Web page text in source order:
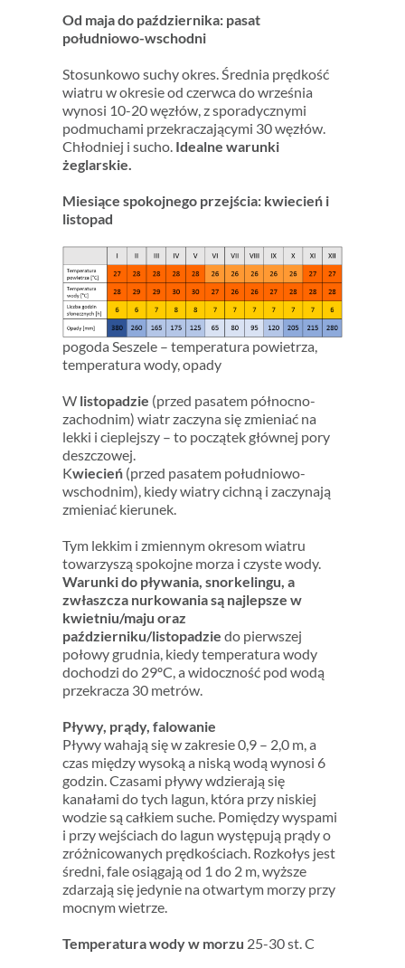
Od maja do października: pasat
południowo-wschodni
Stosunkowo suchy okres. Średnia prędkość
wiatru w okresie od czerwca do września
wynosi 10-20 węzłów, z sporadycznymi
podmuchami przekraczającymi 30 węzłów.
Chłodniej i sucho. Idealne warunki
żeglarskie.
Miesiące spokojnego przejścia: kwiecień i
listopad
pogoda Seszele – temperatura powietrza,
temperatura wody, opady
W listopadzie (przed pasatem północno-
zachodnim) wiatr zaczyna się zmieniać na
lekki i cieplejszy – to początek głównej pory
deszczowej.
Kwiecień(przed pasatem południowo-
wschodnim), kiedy wiatry cichną i zaczynają
zmieniać kierunek.
Tym lekkim i zmiennym okresom wiatru
towarzyszą spokojne morza i czyste wody.
Warunki do pływania, snorkelingu, a
zwłaszcza nurkowania są najlepsze w
kwietniu/maju oraz
październiku/listopadzie do pierwszej
połowy grudnia, kiedy temperatura wody
dochodzi do 29ºC, a widoczność pod wodą
przekracza 30 metrów.
Pływy, prądy, falowanie
Pływy wahają się w zakresie 0,9 – 2,0 m, a
czas między wysoką a niską wodą wynosi 6
godzin. Czasami pływy wdzierają się
kanałami do tych lagun, która przy niskiej
wodzie są całkiem suche. Pomiędzy wyspami
i przy wejściach do lagun występują prądy o
zróżnicowanych prędkościach. Rozkołys jest
średni, fale osiągają od 1 do 2 m, wyższe
zdarzają się jedynie na otwartym morzy przy
mocnym wietrze.
Temperatura wody w morzu 25-30 st. C